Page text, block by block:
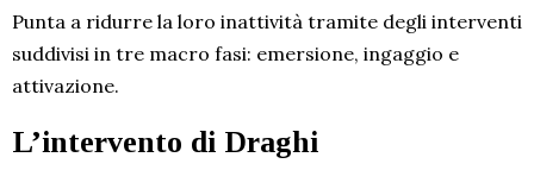
Punta a ridurre la loro inattività tramite degli interventi
suddivisi in tre macro fasi: emersione, ingaggio e
attivazione.
L’intervento di Draghi